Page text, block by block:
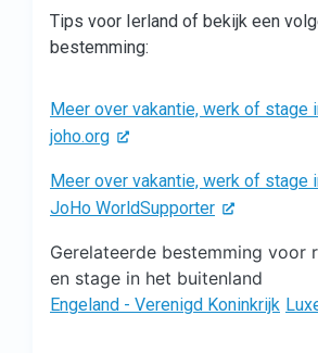
Tips voor Ierland of bekijk een
bestemming:
Meer over vakantie, werk of stage
joho.org
Meer over vakantie, werk of stage
JoHo WorldSupporter
Gerelateerde bestemming voor
en stage in het buitenland
Engeland - Verenigd Koninkrijk